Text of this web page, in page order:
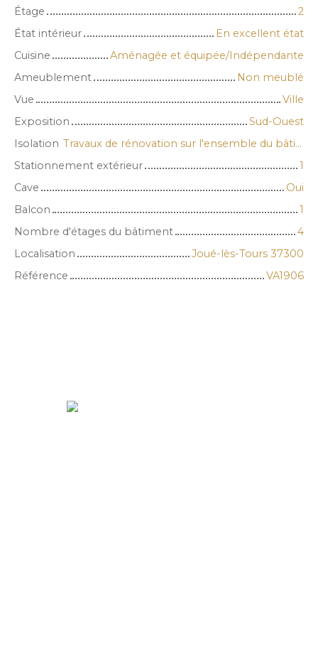
Étage
2
État intérieur
En excellent état
Cuisine
Aménagée et équipée/Indépendante
Ameublement
Non meublé
Vue
Ville
Exposition
Sud-Ouest
Isolation
Travaux de rénovation sur l'ensemble du bâtient
Stationnement extérieur
1
Cave
Oui
Balcon
1
Nombre d'étages du bâtiment
4
Localisation
Joué-lès-Tours 37300
Référence
VA1906